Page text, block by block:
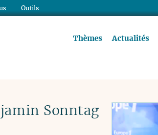
Thèmes Actualités
Sonntag
Outils